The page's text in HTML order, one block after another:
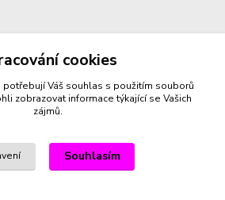
cookies
potřebují Váš souhlas s použitím souborů
zobrazovat informace týkající se Vašich
zájmů.
Souhlasím